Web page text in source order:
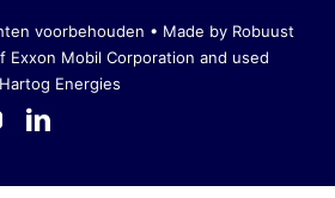
voorbehouden • Made by Robuust
Exxon Mobil Corporation and used
Energies